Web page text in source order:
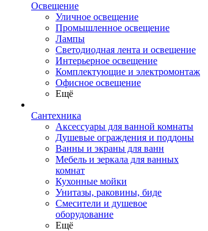
Освещение
Уличное освещение
Промышленное освещение
Лампы
Светодиодная лента и освещение
Интерьерное освещение
Комплектующие и электромонтаж
Офисное освещение
Ещё
Сантехника
Аксессуары для ванной комнаты
Душевые ограждения и поддоны
Ванны и экраны для ванн
Мебель и зеркала для ванных
комнат
Кухонные мойки
Унитазы, раковины, биде
Смесители и душевое
оборудование
Ещё